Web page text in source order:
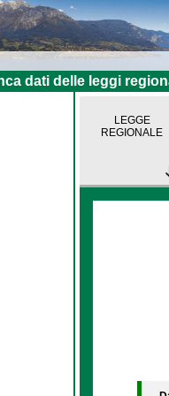
dati delle leggi
LEGGE
REGIONALE